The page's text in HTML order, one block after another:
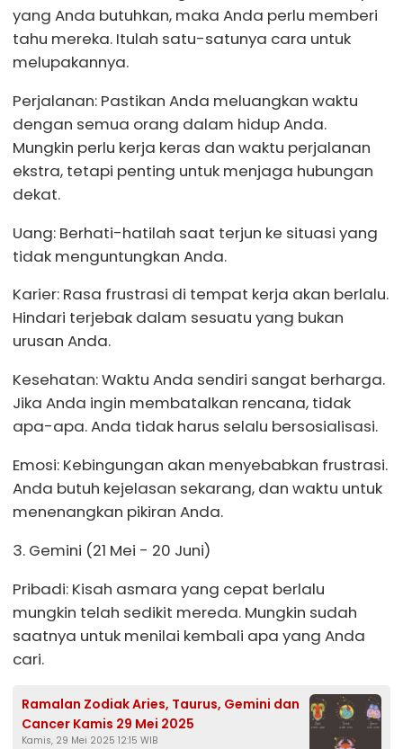
yang Anda butuhkan, maka Anda perlu memberi
tahu mereka. Itulah satu-satunya cara untuk
melupakannya.
Perjalanan: Pastikan Anda meluangkan waktu
dengan semua orang dalam hidup Anda.
Mungkin perlu kerja keras dan waktu perjalanan
ekstra, tetapi penting untuk menjaga hubungan
dekat.
Uang: Berhati-hatilah saat terjun ke situasi yang
tidak menguntungkan Anda.
Karier: Rasa frustrasi di tempat kerja akan berlalu.
Hindari terjebak dalam sesuatu yang bukan
urusan Anda.
Kesehatan: Waktu Anda sendiri sangat berharga.
Jika Anda ingin membatalkan rencana, tidak
apa-apa. Anda tidak harus selalu bersosialisasi.
Emosi: Kebingungan akan menyebabkan frustrasi.
Anda butuh kejelasan sekarang, dan waktu untuk
menenangkan pikiran Anda.
3. Gemini (21 Mei - 20 Juni)
Pribadi: Kisah asmara yang cepat berlalu
mungkin telah sedikit mereda. Mungkin sudah
saatnya untuk menilai kembali apa yang Anda
cari.
Ramalan Zodiak Aries, Taurus, Gemini dan
Cancer Kamis 29 Mei 2025
Kamis, 29 Mei 2025 12:15 WIB